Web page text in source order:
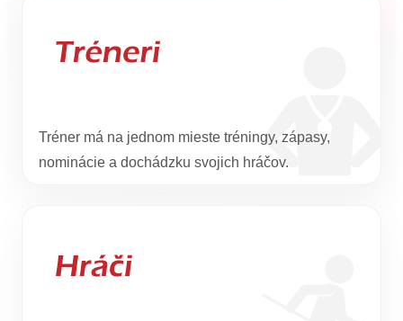
Tréner má na jednom mieste tréningy, zápasy,
nominácie a dochádzku svojich hráčov.